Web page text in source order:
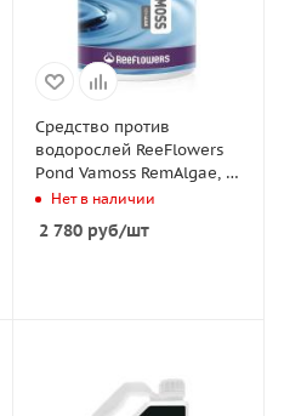
Средство против
водорослей ReeFlowers
Pond Vamoss RemAlgae, 1
л Нет в наличии
2 780руб/шт